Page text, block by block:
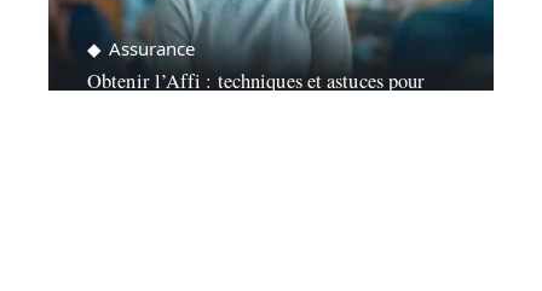
Assurance
Obtenir l’Affi : techniques et astuces pour